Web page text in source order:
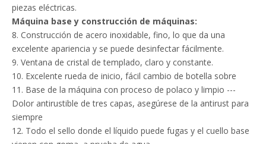
piezas eléctricas.
Máquina base y construcción de máquinas:
8. Construcción de acero inoxidable, fino, lo que da una
excelente apariencia y se puede desinfectar fácilmente.
9. Ventana de cristal de templado, claro y constante.
10. Excelente rueda de inicio, fácil cambio de botella sobre
11. Base de la máquina con proceso de polaco y limpio ---
Dolor antirustible de tres capas, asegúrese de la antirust para
siempre
12. Todo el sello donde el líquido puede fugas y el cuello base